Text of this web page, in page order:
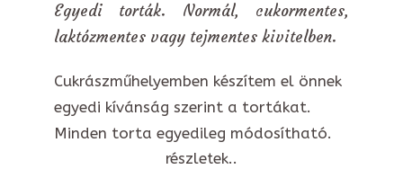
Egyedi torták. Normál, cukormentes,
laktózmentes vagy tejmentes kivitelben.
Cukrászműhelyemben készítem el önnek
egyedi kívánság szerint a tortákat.
Minden torta egyedileg módosítható.
részletek..